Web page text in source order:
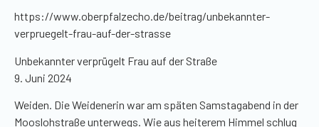
https://www.oberpfalzecho.de/beitrag/unbekannter-
verpruegelt-frau-auf-der-strasse
Unbekannter verprügelt Frau auf der Straße
9. Juni 2024
Weiden. Die Weidenerin war am späten Samstagabend in der
Mooslohstraße unterwegs. Wie aus heiterem Himmel schlug